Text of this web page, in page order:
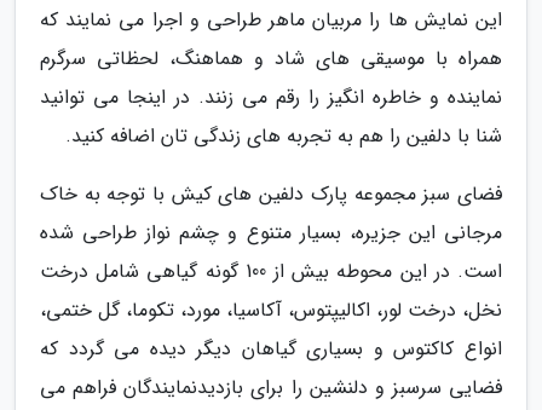
این نمایش ها را مربیان ماهر طراحی و اجرا می نمایند که
همراه با موسیقی های شاد و هماهنگ، لحظاتی سرگرم
نماینده و خاطره انگیز را رقم می زنند. در اینجا می توانید
شنا با دلفین را هم به تجربه های زندگی تان اضافه کنید.
فضای سبز مجموعه پارک دلفین های کیش با توجه به خاک
مرجانی این جزیره، بسیار متنوع و چشم نواز طراحی شده
است. در این محوطه بیش از 100 گونه گیاهی شامل درخت
نخل، درخت لور، اکالیپتوس، آکاسیا، مورد، تکوما، گل ختمی،
انواع کاکتوس و بسیاری گیاهان دیگر دیده می گردد که
فضایی سرسبز و دلنشین را برای بازدیدنمایندگان فراهم می